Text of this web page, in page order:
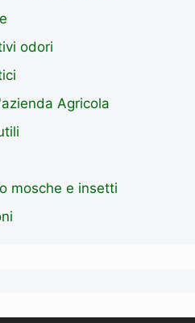
odori
Agricola
mosche e insetti